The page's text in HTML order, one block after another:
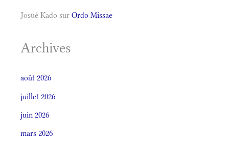
Josué Kado sur Ordo Missae
Archives
août 2026
juillet 2026
juin 2026
mars 2026